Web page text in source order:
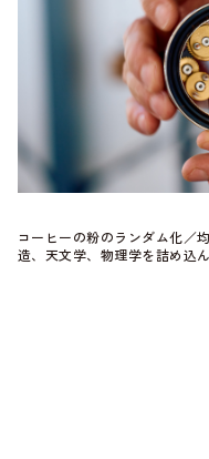
コーヒーの粉のランダム化／
造、天文学、物理学を詰め込